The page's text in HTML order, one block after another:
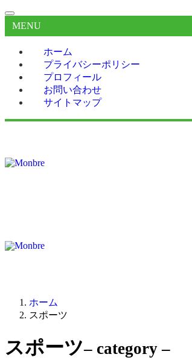
MENU
ホーム
プライバシーポリシー
プロフィール
お問い合わせ
サイトマップ
ホーム
スポーツ
スポーツ– category –